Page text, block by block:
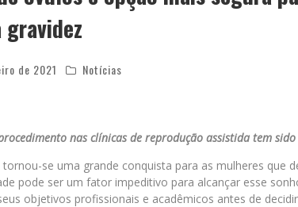
de 2021 Notícias
nas clínicas de reprodução assistida tem
se uma grande conquista para as mulheres que
pode ser um fator impeditivo para alcançar esse
objetivos profissionais e acadêmicos antes de